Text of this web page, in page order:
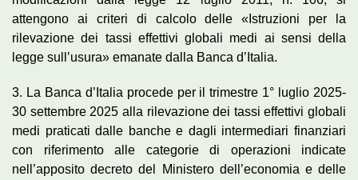
attengono ai criteri di calcolo delle «Istruzioni per la
rilevazione dei tassi effettivi globali medi ai sensi della
legge sull’usura» emanate dalla Banca d’Italia.
3. La Banca d’Italia procede per il trimestre 1° luglio 2025-
30 settembre 2025 alla rilevazione dei tassi effettivi globali
medi praticati dalle banche e dagli intermediari finanziari
con riferimento alle categorie di operazioni indicate
nell’apposito decreto del Ministero dell’economia e delle